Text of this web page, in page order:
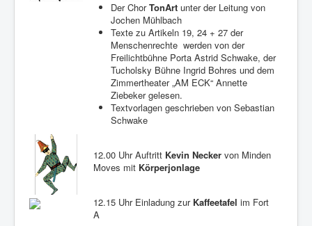
Der ChorTonArt unter der Leitung von
Jochen Mühlbach
Texte zu Artikeln 19, 24 + 27 der
Menschenrechte werden von der
Freilichtbühne Porta Astrid Schwake, der
Tucholsky Bühne Ingrid Bohres und dem
Zimmertheater „AM ECK“ Annette
Ziebeker gelesen.
Textvorlagen geschrieben von Sebastian
Schwake
12.00 Uhr Auftritt Kevin Necker von Minden
Moves mit Körperjonlage
12.15 Uhr Einladung zur Kaffeetafel im Fort
A